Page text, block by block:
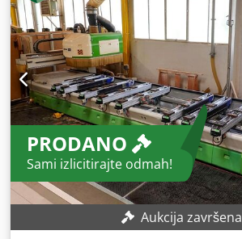
PRODANO
Sami izlicitirajte odmah!
Aukcija završena